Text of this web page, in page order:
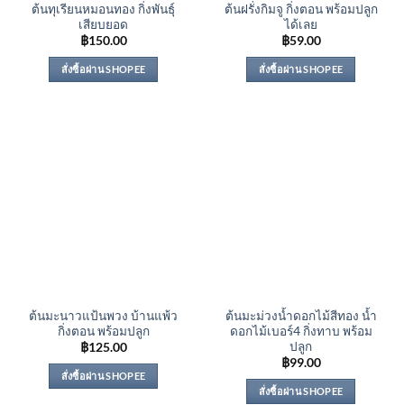
ต้นทุเรียนหมอนทอง กิ่งพันธุ์
เสียบยอด
฿150.00
สั่งซื้อผ่าน SHOPEE
ต้นฝรั่งกิมจู กิ่งตอน พร้อมปลูก
ได้เลย
฿59.00
สั่งซื้อผ่าน SHOPEE
ต้นมะนาวแป้นพวง บ้านแพ้ว
กิ่งตอน พร้อมปลูก
฿125.00
สั่งซื้อผ่าน SHOPEE
ต้นมะม่วงน้ำดอกไม้สีทอง น้ำ
ดอกไม้เบอร์4 กิ่งทาบ พร้อม
ปลูก
฿99.00
สั่งซื้อผ่าน SHOPEE